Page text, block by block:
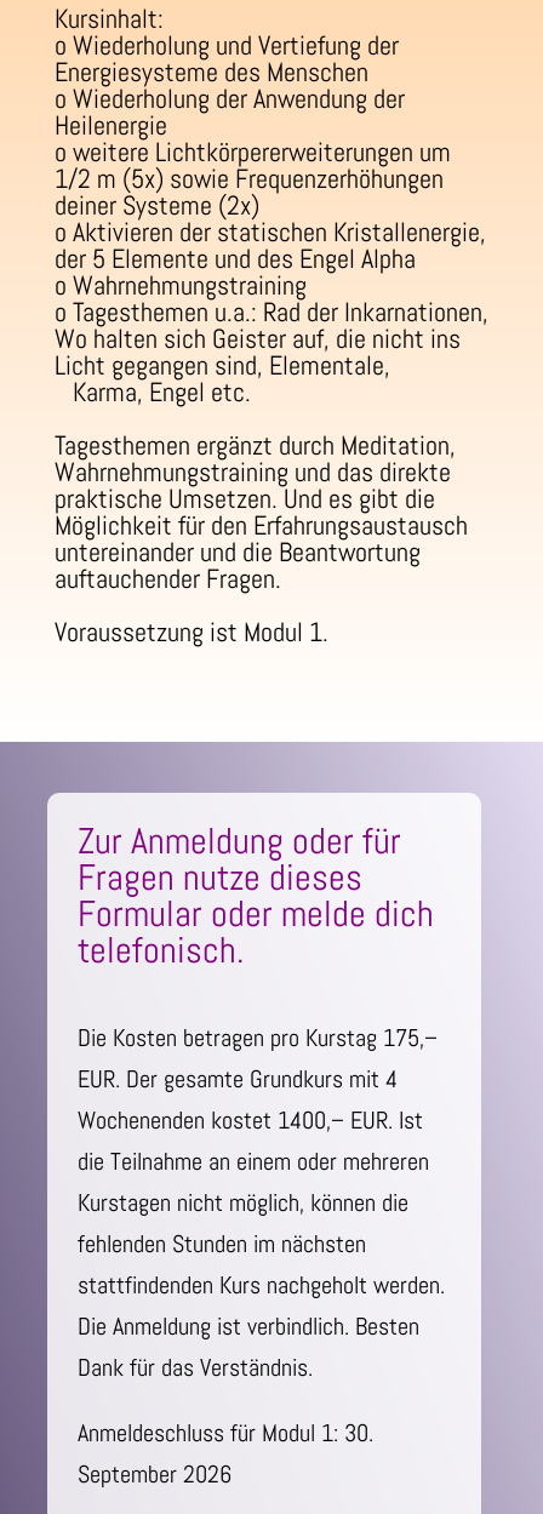
Kursinhalt:
o Wiederholung und Vertiefung der
Energiesysteme des Menschen
o Wiederholung der Anwendung der
Heilenergie
o weitere Lichtkörpererweiterungen um
1/2 m (5x) sowie Frequenzerhöhungen
deiner Systeme (2x)
o Aktivieren der statischen Kristallenergie,
der 5 Elemente und des Engel Alpha
o Wahrnehmungstraining
o Tagesthemen u.a.: Rad der Inkarnationen,
Wo halten sich Geister auf, die nicht ins
Licht gegangen sind, Elementale,
Karma, Engel etc.
Tagesthemen ergänzt durch Meditation,
Wahrnehmungstraining und das direkte
praktische Umsetzen. Und es gibt die
Möglichkeit für den Erfahrungsaustausch
untereinander und die Beantwortung
auftauchender Fragen.
Voraussetzung ist Modul 1.
Zur Anmeldung oder für
Fragen nutze dieses
Formular oder melde dich
telefonisch.
Die Kosten betragen pro Kurstag 175,–
EUR. Der gesamte Grundkurs mit 4
Wochenenden kostet 1400,– EUR. Ist
die Teilnahme an einem oder mehreren
Kurstagen nicht möglich, können die
fehlenden Stunden im nächsten
stattfindenden Kurs nachgeholt werden.
Die Anmeldung ist verbindlich. Besten
Dank für das Verständnis.
Anmeldeschluss für Modul 1: 30.
September 2026